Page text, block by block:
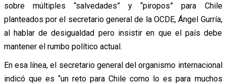
sobre múltiples “salvedades” y “piropos” para Chile
planteados por el secretario general de la OCDE, Ángel Gurría,
al hablar de desigualdad pero insistir en que el país debe
mantener el rumbo político actual.
En esa línea, el secretario general del organismo internacional
indicó que es “un reto para Chile como lo es para muchos